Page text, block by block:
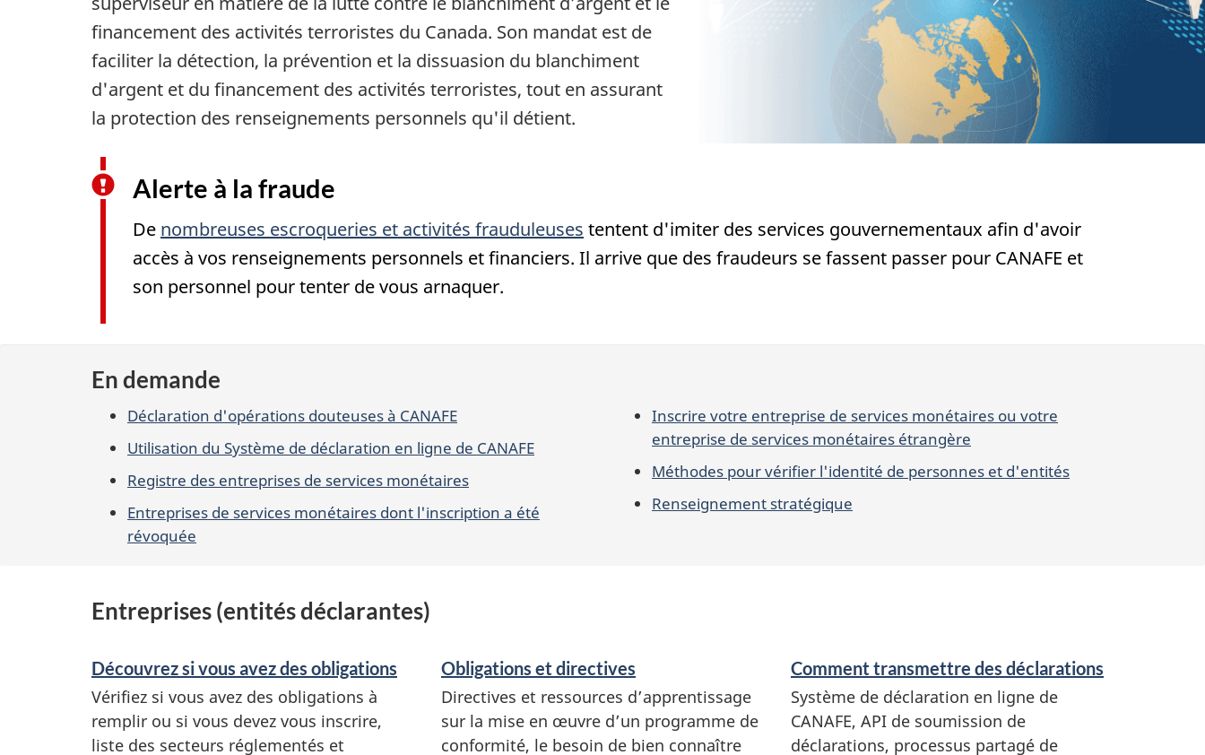
financement des activités terroristes du Canada. Son mandat est de
faciliter la détection, la prévention et la dissuasion du blanchiment
d'argent et du financement des activités terroristes, tout en assurant
la protection des renseignements personnels qu'il détient.
Alerte à la fraude
De nombreuses escroqueries et activités frauduleuses tentent d'imiter des services gouvernementaux afin d'avoir
accès à vos renseignements personnels et financiers. Il arrive que des fraudeurs se fassent passer pour CANAFE et
son personnel pour tenter de vous arnaquer.
En demande
Déclaration d'opérations douteuses à CANAFE
Utilisation du Système de déclaration en ligne de CANAFE
Registre des entreprises de services monétaires
Entreprises de services monétaires dont l'inscription a été
révoquée
Inscrire votre entreprise de services monétaires ou votre
entreprise de services monétaires étrangère
Méthodes pour vérifier l'identité de personnes et d'entités
Renseignement stratégique
Entreprises (entités déclarantes)
Découvrez si vous avez des obligations
Vérifiez si vous avez des obligations à
remplir ou si vous devez vous inscrire,
liste des secteurs réglementés et
Obligations et directives
Directives et ressources d’apprentissage
sur la mise en œuvre d’un programme de
conformité, le besoin de bien connaître
Comment transmettre des déclarations
Système de déclaration en ligne de
CANAFE, API de soumission de
déclarations, processus partagé de